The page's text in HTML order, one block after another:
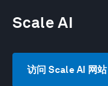
Scale AI
访问 Scale AI 网站